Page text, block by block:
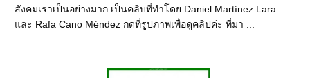
สังคมเราเป็นอย่างมาก เป็นคลิบที่ทำโดย Daniel Martínez Lara
และ Rafa Cano Méndez กดที่รูปภาพเพื่อดูคลิปค่ะ ที่มา ...